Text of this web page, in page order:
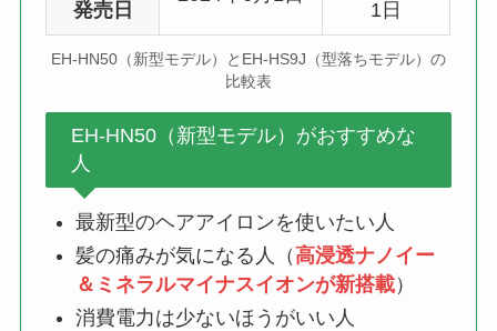
発売日 1日
EH-HN50（新型モデル）とEH-HS9J（型落ちモデル）の
比較表
EH-HN50（新型モデル）がおすすめな
人
最新型のヘアアイロンを使いたい人
髪の痛みが気になる人（高浸透ナノイー
＆ミネラルマイナスイオンが新搭載）
消費電力は少ないほうがいい人